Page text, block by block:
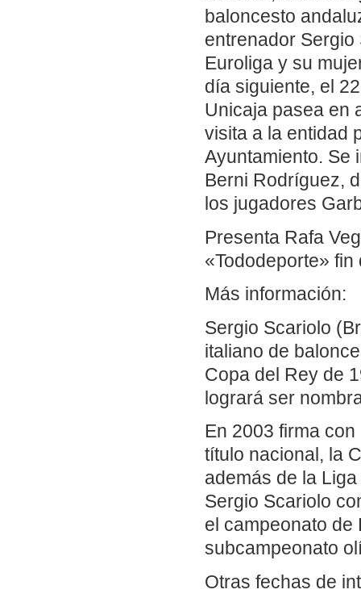
baloncesto
entrenador
Euroliga y su
día siguiente, el
Unicaja pasea en
visita a la entidad
Ayuntamiento. Se
Berni Rodríguez,
los jugadores
Presenta Rafa
«Tododeporte»
Más información:
Sergio Scariolo
italiano de
Copa del Rey de
logrará ser
En 2003 firma
título nacional, la
además de la
Sergio Scariolo
el campeonato de
subcampeonato
Otras fechas de